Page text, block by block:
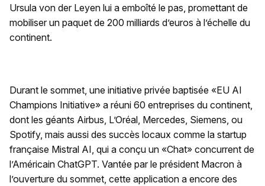
Ursula von der Leyen lui a emboîté le pas, promettant de
mobiliser un paquet de 200 milliards d’euros à l’échelle du
continent.
Durant le sommet, une initiative privée baptisée «EU AI
Champions Initiative» a réuni 60 entreprises du continent,
dont les géants Airbus, L’Oréal, Mercedes, Siemens, ou
Spotify, mais aussi des succès locaux comme la startup
française Mistral AI, qui a conçu un «Chat» concurrent de
l’Américain ChatGPT. Vantée par le président Macron à
l’ouverture du sommet, cette application a encore des